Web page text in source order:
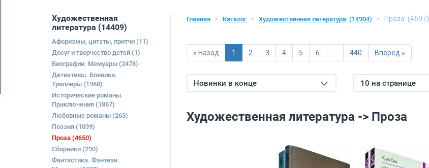
Художественная
литература (14409)
Афоризмы, цитаты, притчи (11)
Досуг и творчество детей (1)
Биографии. Мемуары (2478)
Детективы. Боевики.
Триллеры (1968)
Исторические романы.
Приключения (1867)
Любовные романы (263)
Поэзия (1039)
Проза (4650)
Сборники (290)
Фантастика. Фэнтези.
Главная Каталог Художественная литература (14904) Проза (4697)
« Назад 1 2 3 4 5 6 440 Вперед »
Новинки в конце 10 на странице
Художественная литература -> Проза